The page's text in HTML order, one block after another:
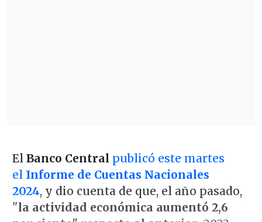
El Banco Central publicó este martes
el Informe de Cuentas Nacionales
2024, y dio cuenta de que, el año pasado,
"la actividad económica aumentó 2,6